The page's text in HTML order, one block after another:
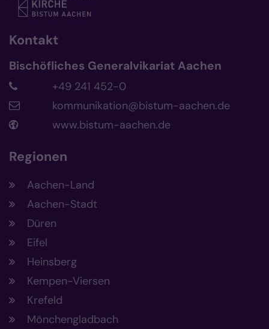
Kontakt
Bischöfliches Generalvikariat Aachen
+49 241 452-0
kommunikation@bistum-aachen.de
www.bistum-aachen.de
Regionen
Aachen-Land
Aachen-Stadt
Düren
Eifel
Heinsberg
Kempen-Viersen
Krefeld
Mönchengladbach